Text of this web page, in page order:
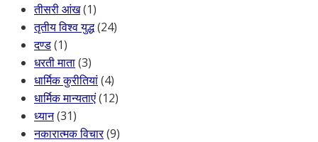
तीसरी आंख(1)
तृतीय विश्व युद्ध(24)
दण्ड(1)
धरती माता(3)
धार्मिक कुरीतियां(4)
धार्मिक मान्यताएं(12)
ध्यान(31)
नकारात्मक विचार(9)